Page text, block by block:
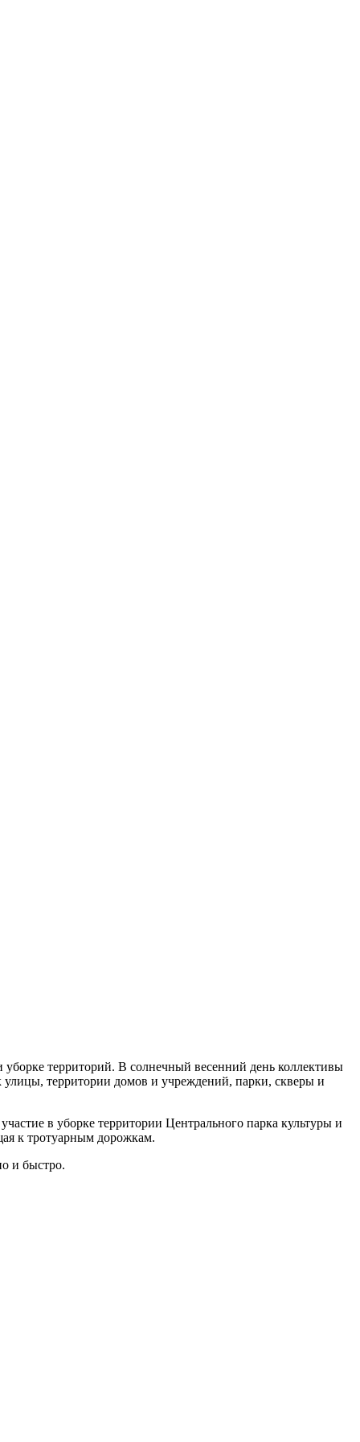
уборке территорий. В солнечный весенний день коллективы
территории домов и учреждений, парки, скверы и
в уборке территории Центрального парка культуры и
к тротуарным дорожкам.
и быстро.